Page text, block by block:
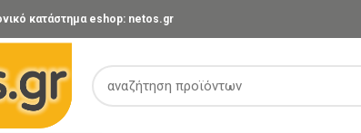
κατάστημα eshop: netos.gr